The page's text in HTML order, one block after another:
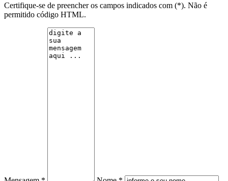
Certifique-se de preencher os campos indicados com (*). Não é
permitido código HTML.